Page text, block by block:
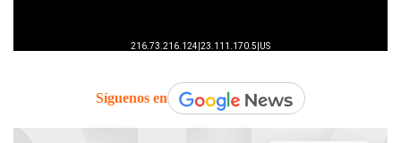
Síguenos en